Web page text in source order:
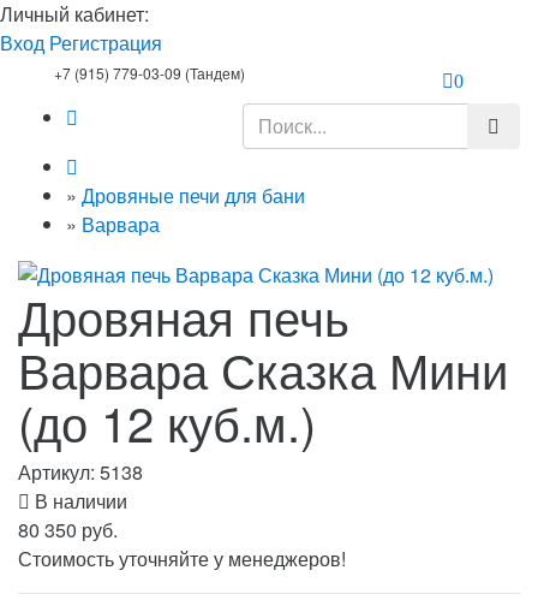
Личный кабинет:
Вход Регистрация
+7 (915) 779-03-09 (Тандем) 0
» Дровяные печи для бани
» Варвара
Дровяная печь
Варвара Сказка Мини
(до 12 куб.м.)
Артикул: 5138
В наличии
80 350 руб.
Стоимость уточняйте у менеджеров!